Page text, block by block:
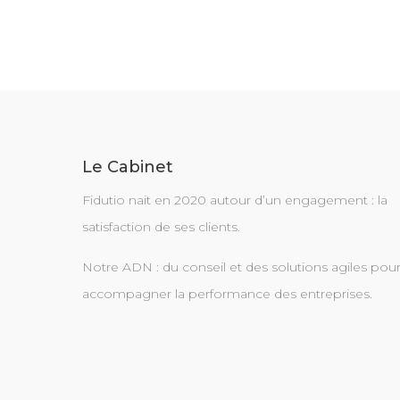
Le Cabinet
Fidutio nait en 2020 autour d’un engagement : la
satisfaction de ses clients.
Notre ADN : du conseil et des solutions agiles pour
accompagner la performance des entreprises.